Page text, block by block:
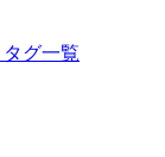
タグ一覧